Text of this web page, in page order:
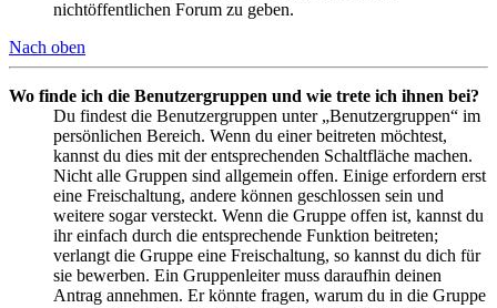
nichtöffentlichen Forum zu geben.
Nach oben
Wo finde ich die Benutzergruppen und wie trete ich ihnen bei?
Du findest die Benutzergruppen unter „Benutzergruppen“ im
persönlichen Bereich. Wenn du einer beitreten möchtest,
kannst du dies mit der entsprechenden Schaltfläche machen.
Nicht alle Gruppen sind allgemein offen. Einige erfordern erst
eine Freischaltung, andere können geschlossen sein und
weitere sogar versteckt. Wenn die Gruppe offen ist, kannst du
ihr einfach durch die entsprechende Funktion beitreten;
verlangt die Gruppe eine Freischaltung, so kannst du dich für
sie bewerben. Ein Gruppenleiter muss daraufhin deinen
Antrag annehmen. Er könnte fragen, warum du in die Gruppe